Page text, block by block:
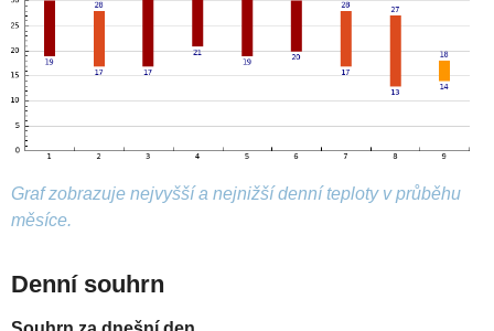
Graf zobrazuje nejvyšší a nejnižší denní teploty v průběhu
měsíce.
Denní souhrn